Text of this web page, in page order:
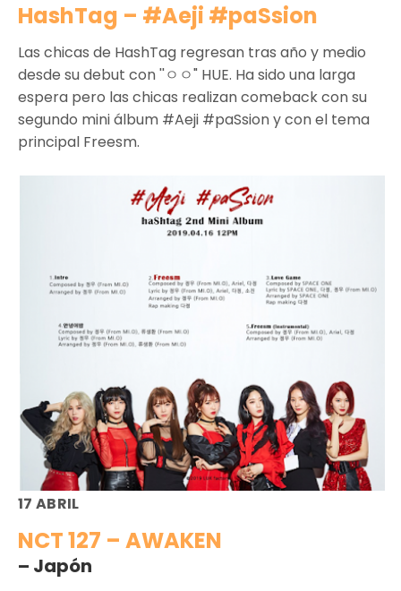
HashTag – #Aeji #paSsion
Las chicas de HashTag regresan tras año y medio
desde su debut con ''ㅇㅇ" HUE. Ha sido una larga
espera pero las chicas realizan comeback con su
segundo mini álbum #Aeji #paSsion y con el tema
principal Freesm.
17 ABRIL
NCT 127 – AWAKEN
– Japón